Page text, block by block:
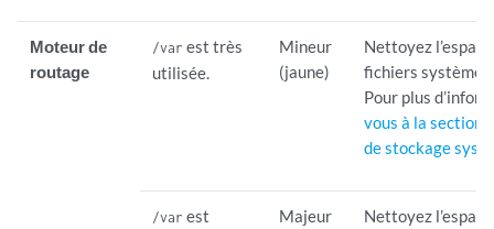
Moteur de
routage
/var est très
utilisée.
Mineur
(jaune)
Nettoyez
fichiers système
Pour plus
vous à la section
de stockage
/var est
Majeur
Nettoyez